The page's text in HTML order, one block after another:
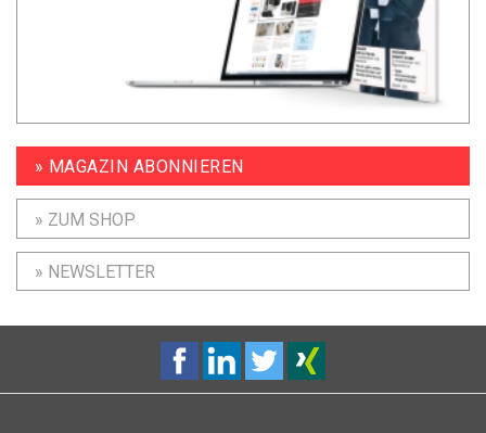
» MAGAZIN ABONNIEREN
» ZUM SHOP
» NEWSLETTER